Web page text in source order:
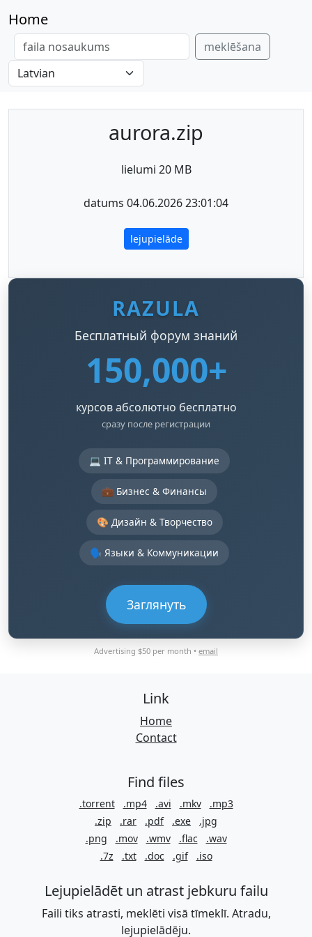
Home
meklēšana
aurora.zip
lielumi 20 MB
datums 04.06.2026 23:01:04
lejupielāde
RAZULA
Бесплатный форум знаний
150,000+
курсов абсолютно бесплатно
сразу после регистрации
💻 IT & Программирование
💼 Бизнес & Финансы
🎨 Дизайн & Творчество
🗣️ Языки & Коммуникации
Заглянуть
Advertising $50 per month • email
Link
Home
Contact
Find files
.torrent .mp4 .avi .mkv
.mp3
.zip
.rar .pdf .exe
.jpg
.png
.mov .wmv .flac
.wav
.7z
.txt .doc .gif .iso
Lejupielādēt un atrast jebkuru failu
Faili tiks atrasti, meklēti visā tīmeklī. Atradu,
lejupielādēju.